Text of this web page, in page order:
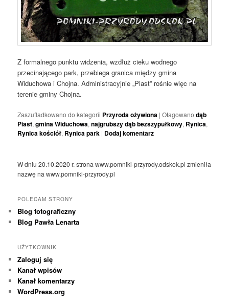
Z formalnego punktu widzenia, wzdłuż cieku wodnego
przecinającego park, przebiega granica między gmina
Widuchowa i Chojna. Administracyjnie „Piast” rośnie więc na
terenie gminy Chojna.
Zaszufladkowano do kategorii Przyroda ożywiona |Otagowano dąb
Piast,gmina Widuchowa,najgrubszy dąb bezszypułkowy, Rynica,
Rynica kościół, Rynica park | Dodaj komentarz
W dniu 20.10.2020 r. strona www.pomniki-przyrody.odskok.pl zmieniła
nazwę na www.pomniki-przyrody.pl
POLECAM STRONY
Blog fotograficzny
Blog Pawła Lenarta
UŻYTKOWNIK
Zaloguj się
Kanał wpisów
Kanał komentarzy
WordPress.org